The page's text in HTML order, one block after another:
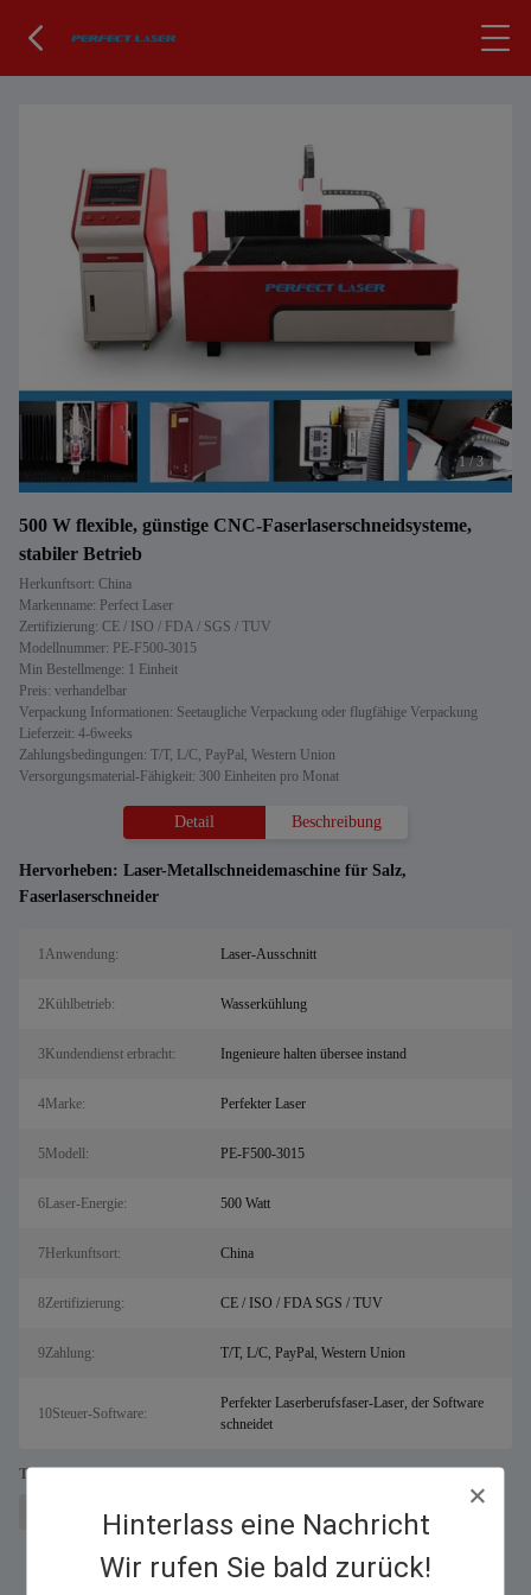
Hinterlass eine Nachricht
Wir rufen Sie bald zurück!
1/3
500 W flexible, günstige CNC-Faserlaserschneidsysteme,
stabiler Betrieb
Herkunftsort: China
Markenname: Perfect Laser
Zertifizierung: CE / ISO / FDA / SGS / TUV
Modellnummer: PE-F500-3015
Min Bestellmenge: 1 Einheit
Preis: verhandelbar
Verpackung Informationen: Seetaugliche Verpackung oder flugfähige Verpackung
Lieferzeit: 4-6weeks
Zahlungsbedingungen: T/T, L/C, PayPal, Western Union
Versorgungsmaterial-Fähigkeit: 300 Einheiten pro Monat
Detail Beschreibung
Hervorheben: Laser-Metallschneidemaschine für Salz,
Faserlaserschneider
1Anwendung: Laser-Ausschnitt
2Kühlbetrieb: Wasserkühlung
3Kundendienst erbracht: Ingenieure halten übersee instand
4Marke: Perfekter Laser
5Modell: PE-F500-3015
6Laser-Energie: 500 Watt
7Herkunftsort: China
8Zertifizierung: CE / ISO / FDA SGS / TUV
9Zahlung: T/T, L/C, PayPal, Western Union
10Steuer-Software:
Perfekter Laserberufsfaser-Laser, der Software
schneidet
Tags:
Maschine zum Laserschneiden von Metallen für Salz Faserlaserschneider